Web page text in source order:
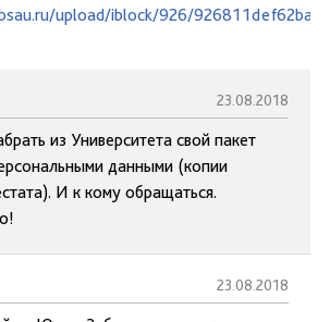
upload/iblock/926/
23.08.2018
из Университета свой пакет
данными (копии
И к кому обращаться.
23.08.2018